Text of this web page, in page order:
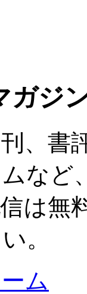
ガジ
、書
など
は無
。
ム